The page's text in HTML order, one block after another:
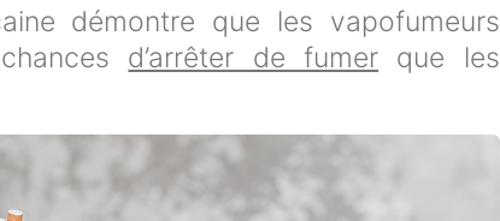
démontre que les vapofumeurs
d’arrêter de fumer que les